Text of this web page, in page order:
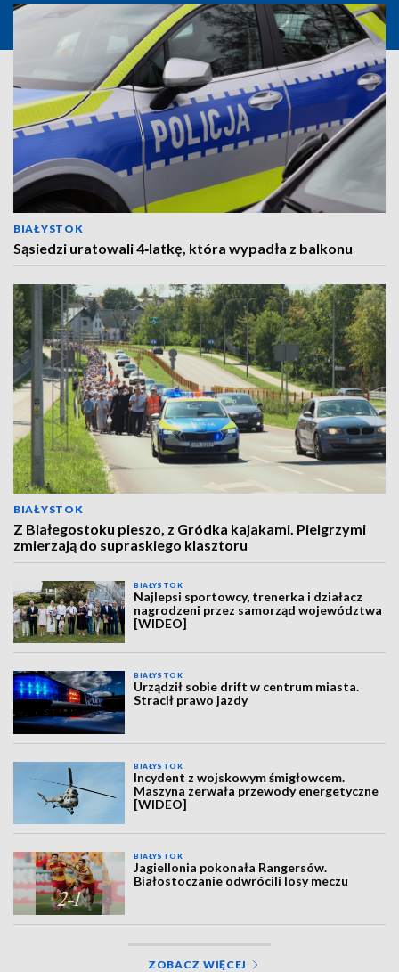
BIAŁYSTOK
Sąsiedzi uratowali 4‑latkę, która wypadła z balkonu
BIAŁYSTOK
Z Białegostoku pieszo, z Gródka kajakami. Pielgrzymi
zmierzają do supraskiego klasztoru
BIAŁYSTOK
Najlepsi sportowcy, trenerka i działacz
nagrodzeni przez samorząd województwa
[WIDEO]
BIAŁYSTOK
Urządził sobie drift w centrum miasta.
Stracił prawo jazdy
BIAŁYSTOK
Incydent z wojskowym śmigłowcem.
Maszyna zerwała przewody energetyczne
[WIDEO]
BIAŁYSTOK
Jagiellonia pokonała Rangersów.
Białostoczanie odwrócili losy meczu
ZOBACZ WIĘCEJ